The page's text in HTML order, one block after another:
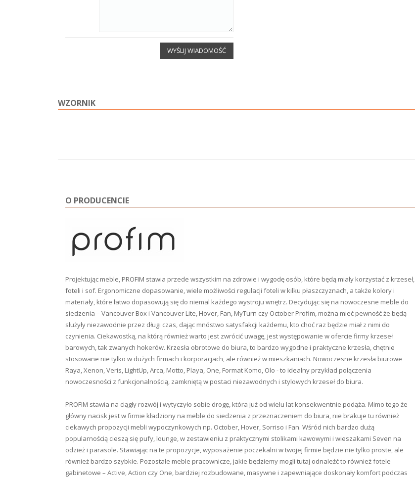
WYŚLIJ WIADOMOŚĆ
WZORNIK
O PRODUCENCIE
Projektując meble, PROFIM stawia przede wszystkim na zdrowie i wygodę osób, które będą miały korzystać z krzeseł,
foteli i sof. Ergonomiczne dopasowanie, wiele możliwości regulacji foteli w kilku płaszczyznach, a także kolory i
materiały, które łatwo dopasowują się do niemal każdego wystroju wnętrz. Decydując się na nowoczesne meble do
siedzenia – Vancouver Box i Vancouver Lite, Hover, Fan, MyTurn czy October Profim, można mieć pewność że będą
służyły niezawodnie przez długi czas, dając mnóstwo satysfakcji każdemu, kto choć raz będzie miał z nimi do
czynienia. Ciekawostką, na którą również warto jest zwrócić uwagę, jest występowanie w ofercie firmy krzeseł
barowych, tak zwanych hokerów. Krzesła obrotowe do biura, to bardzo wygodne i praktyczne krzesła, chętnie
stosowane nie tylko w dużych firmach i korporacjach, ale również w mieszkaniach. Nowoczesne krzesła biurowe
Raya, Xenon, Veris, LightUp, Arca, Motto, Playa, One, Format Komo, Olo - to idealny przykład połączenia
nowoczesności z funkcjonalnością, zamkniętą w postaci niezawodnych i stylowych krzeseł do biura.
PROFIM stawia na ciągły rozwój i wytyczyło sobie drogę, która już od wielu lat konsekwentnie podąża. Mimo tego że
główny nacisk jest w firmie kładziony na meble do siedzenia z przeznaczeniem do biura, nie brakuje tu również
ciekawych propozycji mebli wypoczynkowych np. October, Hover, Sorriso i Fan. Wśród nich bardzo dużą
popularnością cieszą się pufy, lounge, w zestawieniu z praktycznymi stolikami kawowymi i wieszakami Seven na
odzież i parasole. Stawiając na te propozycje, wyposażenie poczekalni w twojej firmie będzie nie tylko proste, ale
również bardzo szybkie. Pozostałe meble pracownicze, jakie będziemy mogli tutaj odnaleźć to również fotele
gabinetowe – Active, Action czy One, bardziej rozbudowane, masywne i zapewniające doskonały komfort podczas